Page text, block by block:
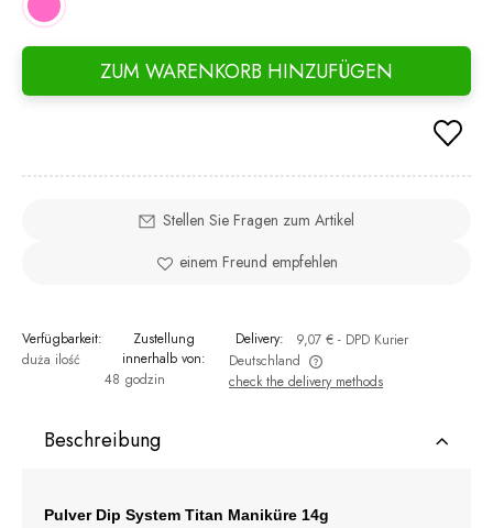
ZUM WARENKORB HINZUFÜGEN
Stellen Sie Fragen zum Artikel
einem Freund empfehlen
Verfügbarkeit:
duża ilość
Zustellung
innerhalb von:
48 godzin
Delivery: 9,07 € - DPD Kurier
Deutschland
The price does not include any possible payment costs
check the delivery methods
Beschreibung
Pulver Dip System Titan Maniküre 14g